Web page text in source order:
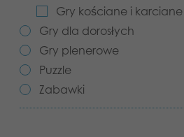
Aplikacje
Gry kościane i karciane
Gry dla dorosłych
Gry plenerowe
Puzzle
Zabawki